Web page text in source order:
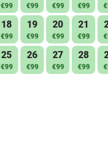
€99 €99 €99 €99
18
€99
19
€99
20
€99
21
€99
25
€99
26
€99
27
€99
28
€99